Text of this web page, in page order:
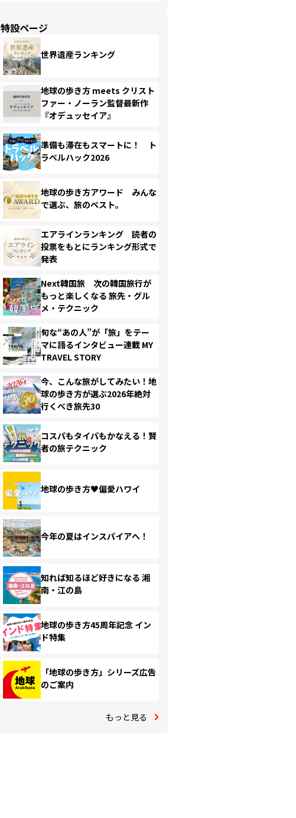
特設ページ
世界遺産ランキング
地球の歩き方 meets クリスト
ファー・ノーラン監督最新作
『オデュッセイア』
準備も滞在もスマートに！ ト
ラベルハック2026
地球の歩き方アワード みんな
で選ぶ、旅のベスト。
エアラインランキング 読者の
投票をもとにランキング形式で
発表
Next韓国旅 次の韓国旅行が
もっと楽しくなる 旅先・グル
メ・テクニック
旬な“あの人”が「旅」をテー
マに語るインタビュー連載 MY
TRAVEL STORY
今、こんな旅がしてみたい！地
球の歩き方が選ぶ2026年絶対
行くべき旅先30
コスパもタイパもかなえる！賢
者の旅テクニック
地球の歩き方♥偏愛ハワイ
今年の夏はインスパイアへ！
知れば知るほど好きになる 湘
南・江の島
地球の歩き方45周年記念 イン
ド特集
「地球の歩き方」シリーズ広告
のご案内
もっと見る